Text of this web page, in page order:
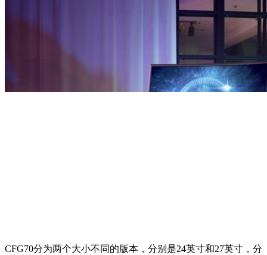
CFG70分为两个大小不同的版本，分别是24英寸和27英寸，分